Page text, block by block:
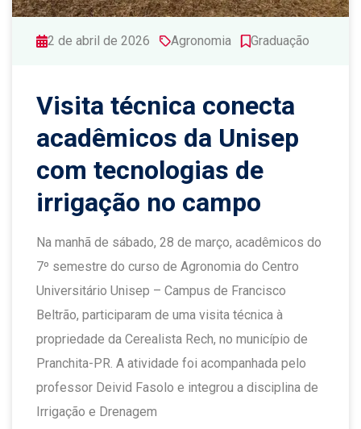
2 de abril de 2026 Agronomia Graduação
Visita técnica conecta
acadêmicos da Unisep
com tecnologias de
irrigação no campo
Na manhã de sábado, 28 de março, acadêmicos do
7º semestre do curso de Agronomia do Centro
Universitário Unisep – Campus de Francisco
Beltrão, participaram de uma visita técnica à
propriedade da Cerealista Rech, no município de
Pranchita-PR. A atividade foi acompanhada pelo
professor Deivid Fasolo e integrou a disciplina de
Irrigação e Drenagem